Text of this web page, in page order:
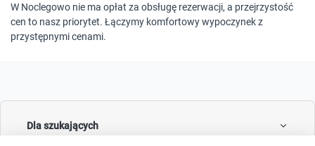
W Noclegowo nie ma opłat za obsługę rezerwacji, a przejrzystość
cen to nasz priorytet. Łączymy komfortowy wypoczynek z
przystępnymi cenami.
Dla szukających